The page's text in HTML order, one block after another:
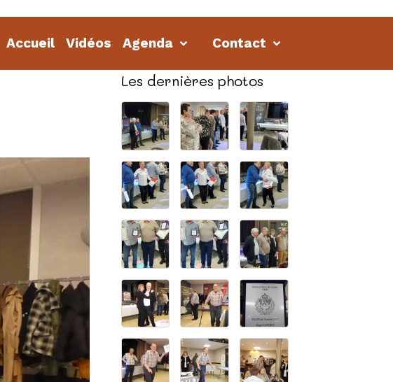
Accueil Vidéos Agenda Contact
Les dernières photos